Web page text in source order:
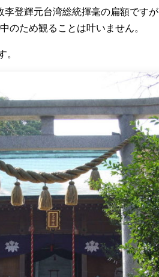
登輝元台湾総統揮毫の扁額ですが
のため観ることは叶いません。
。